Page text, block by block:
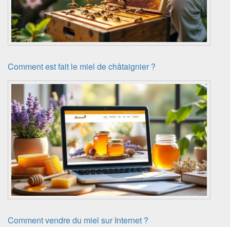
Comment est fait le miel de châtaignier ?
Comment vendre du miel sur Internet ?